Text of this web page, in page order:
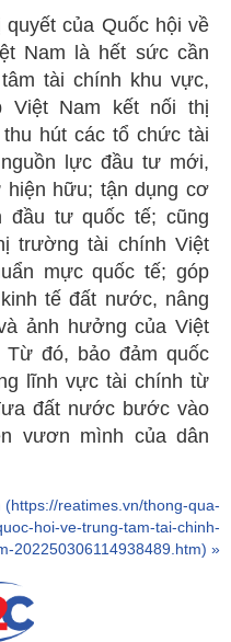
của Quốc hội về
Nam là hết sức cần
tài chính khu vực,
Việt Nam kết nối thị
hút các tổ chức tài
lực đầu tư mới,
hữu; tận dụng cơ
đầu tư quốc tế; cũng
trường tài chính Việt
mực quốc tế; góp
tế đất nước, nâng
ảnh hưởng của Việt
đó, bảo đảm quốc
lĩnh vực tài chính từ
đất nước bước vào
vươn mình của dân
reatimes.vn/thong-qua-
hoi-ve-trung-tam-tai-chinh-
202250306114938489.htm) »